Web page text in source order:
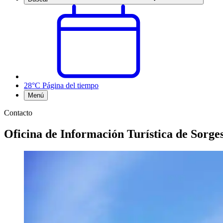
28°C Página del tiempo
Menú
Contacto
Oficina de Información Turística de